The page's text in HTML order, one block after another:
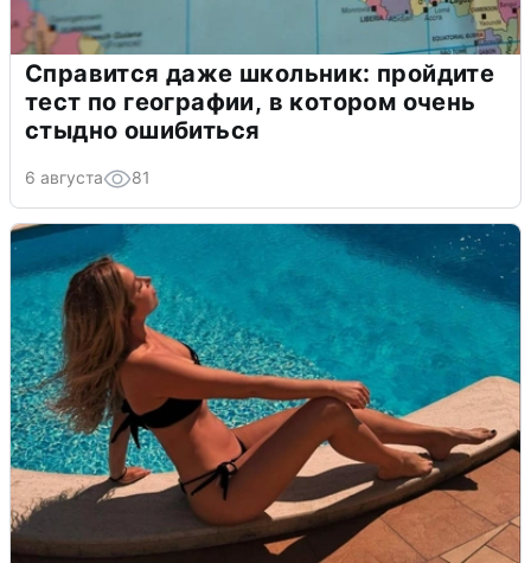
Справится даже школьник: пройдите
тест по географии, в котором очень
стыдно ошибиться
6 августа 81